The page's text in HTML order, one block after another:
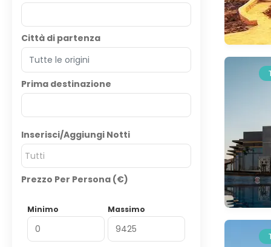
Città di partenza
Prima destinazione
Inserisci/Aggiungi Notti
Tutti
Prezzo Per Persona (€)
Minimo Massimo